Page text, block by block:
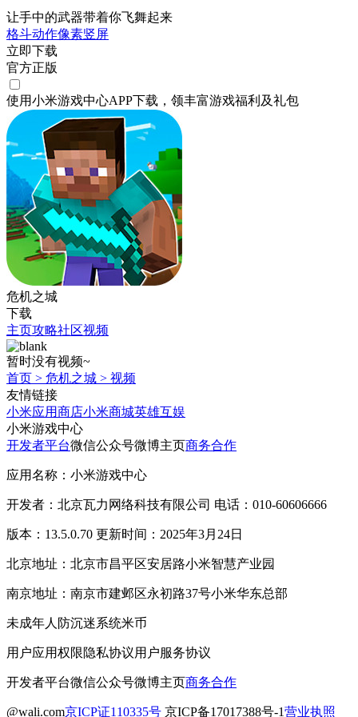
让手中的武器带着你飞舞起来
格斗动作像素竖屏
立即下载
官方正版
使用小米游戏中心APP下载 ，领丰富游戏福利 及礼包
危机之城
下载
主页攻略社区视频
暂时没有视频~
首页 > 危机之城 > 视频
友情链接
小米应用商店小米商城英雄互娱
小米游戏中心
开发者平台微信公众号微博主页商务合作
应用名称：小米游戏中心
开发者：北京瓦力网络科技有限公司 电话：010-60606666
版本：13.5.0.70 更新时间：2025年3月24日
北京地址：北京市昌平区安居路小米智慧产业园
南京地址：南京市建邺区永初路37号小米华东总部
未成年人防沉迷系统米币
用户应用权限隐私协议用户服务协议
开发者平台微信公众号微博主页商务合作
@wali.com京ICP证110335号 京ICP备17017388号-1营业执照